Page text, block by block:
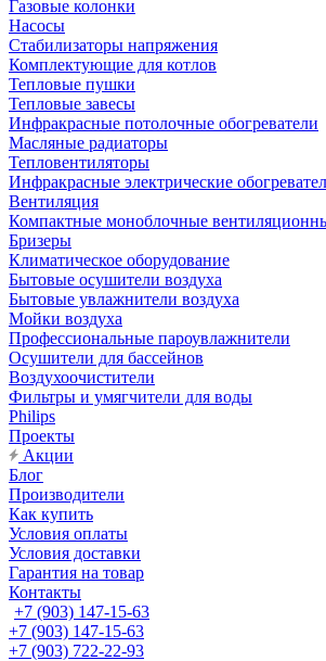
Газовые колонки
Насосы
Стабилизаторы напряжения
Комплектующие для котлов
Тепловые пушки
Тепловые завесы
Инфракрасные потолочные обогреватели
Масляные радиаторы
Тепловентиляторы
Инфракрасные электрические
Вентиляция
Компактные моноблочные
Бризеры
Климатическое оборудование
Бытовые осушители воздуха
Бытовые увлажнители воздуха
Мойки воздуха
Профессиональные пароувлажнители
Осушители для бассейнов
Воздухоочистители
Фильтры и умягчители для воды
Philips
Проекты
Акции
Блог
Производители
Как купить
Условия оплаты
Условия доставки
Гарантия на товар
Контакты
+7 (903) 147-15-63
+7 (903) 147-15-63
+7 (903) 722-22-93